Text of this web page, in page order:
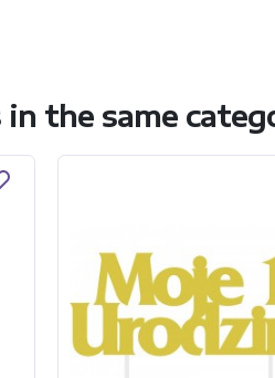
the same